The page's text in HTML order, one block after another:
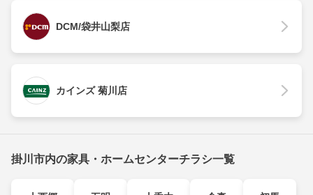
DCM/袋井山梨店
カインズ 菊川店
掛川市内の家具・ホームセンターチラシ一覧